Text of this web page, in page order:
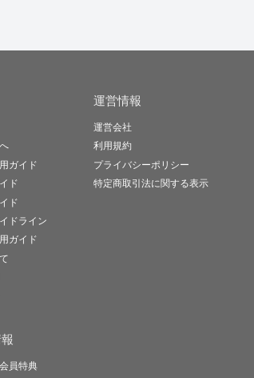
ガイド
ド
ド
ドライン
ガイド
員特典
運営情報
運営会社
利用規約
プライバシーポリシー
特定商取引法に関する表示